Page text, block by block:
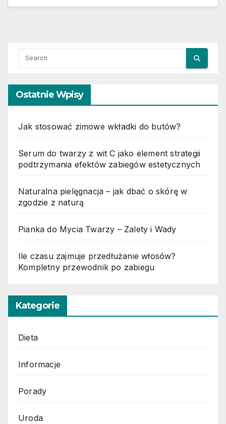
Ostatnie Wpisy
Jak stosować zimowe wkładki do butów?
Serum do twarzy z wit C jako element strategii
podtrzymania efektów zabiegów estetycznych
Naturalna pielęgnacja – jak dbać o skórę w
zgodzie z naturą
Pianka do Mycia Twarzy – Zalety i Wady
Ile czasu zajmuje przedłużanie włosów?
Kompletny przewodnik po zabiegu
Kategorie
Dieta
Informacje
Porady
Uroda